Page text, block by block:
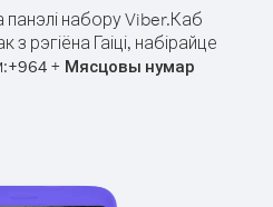
набору Viber.Каб
з рэгіёна Гаіці, набірайце
+964 + Мясцовы нумар